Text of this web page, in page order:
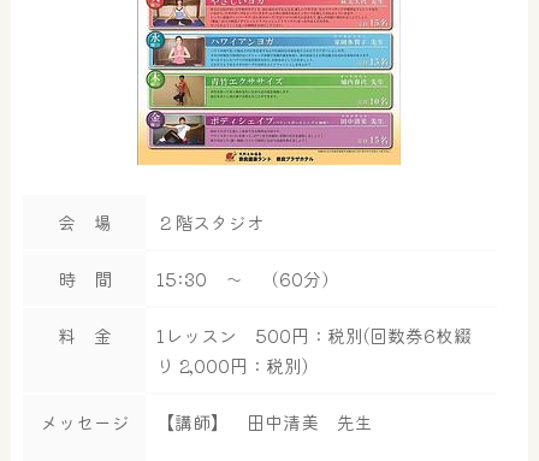
会 場 ２階スタジオ
時 間 15:30 ～ （60分）
料 金
1レッスン 500円：税別(回数券6枚綴
り 2,000円：税別)
メッセージ 【講師】 田中清美 先生